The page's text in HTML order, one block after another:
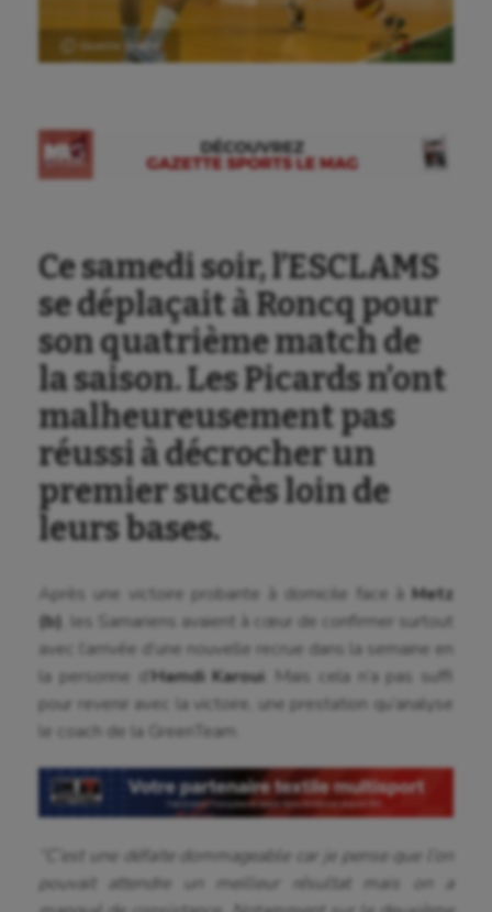
Ⓒ Gazette Sports
Ce samedi soir, l’ESCLAMS
se déplaçait à Roncq pour
son quatrième match de
la saison. Les Picards n’ont
malheureusement pas
réussi à décrocher un
premier succès loin de
leurs bases.
Après une victoire probante à domicile face à Metz
(b) , les Samariens avaient à cœur de confirmer surtout
avec l’arrivée d’une nouvelle recrue dans la semaine en
la personne d’ Hamdi Karoui . Mais cela n’a pas suffi
pour revenir avec la victoire, une prestation qu’analyse
le coach de la GreenTeam.
“C’est une défaite dommageable car je pense que l’on
pouvait attendre un meilleur résultat mais on a